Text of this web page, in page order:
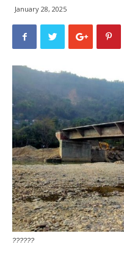
January 28, 2025
??????